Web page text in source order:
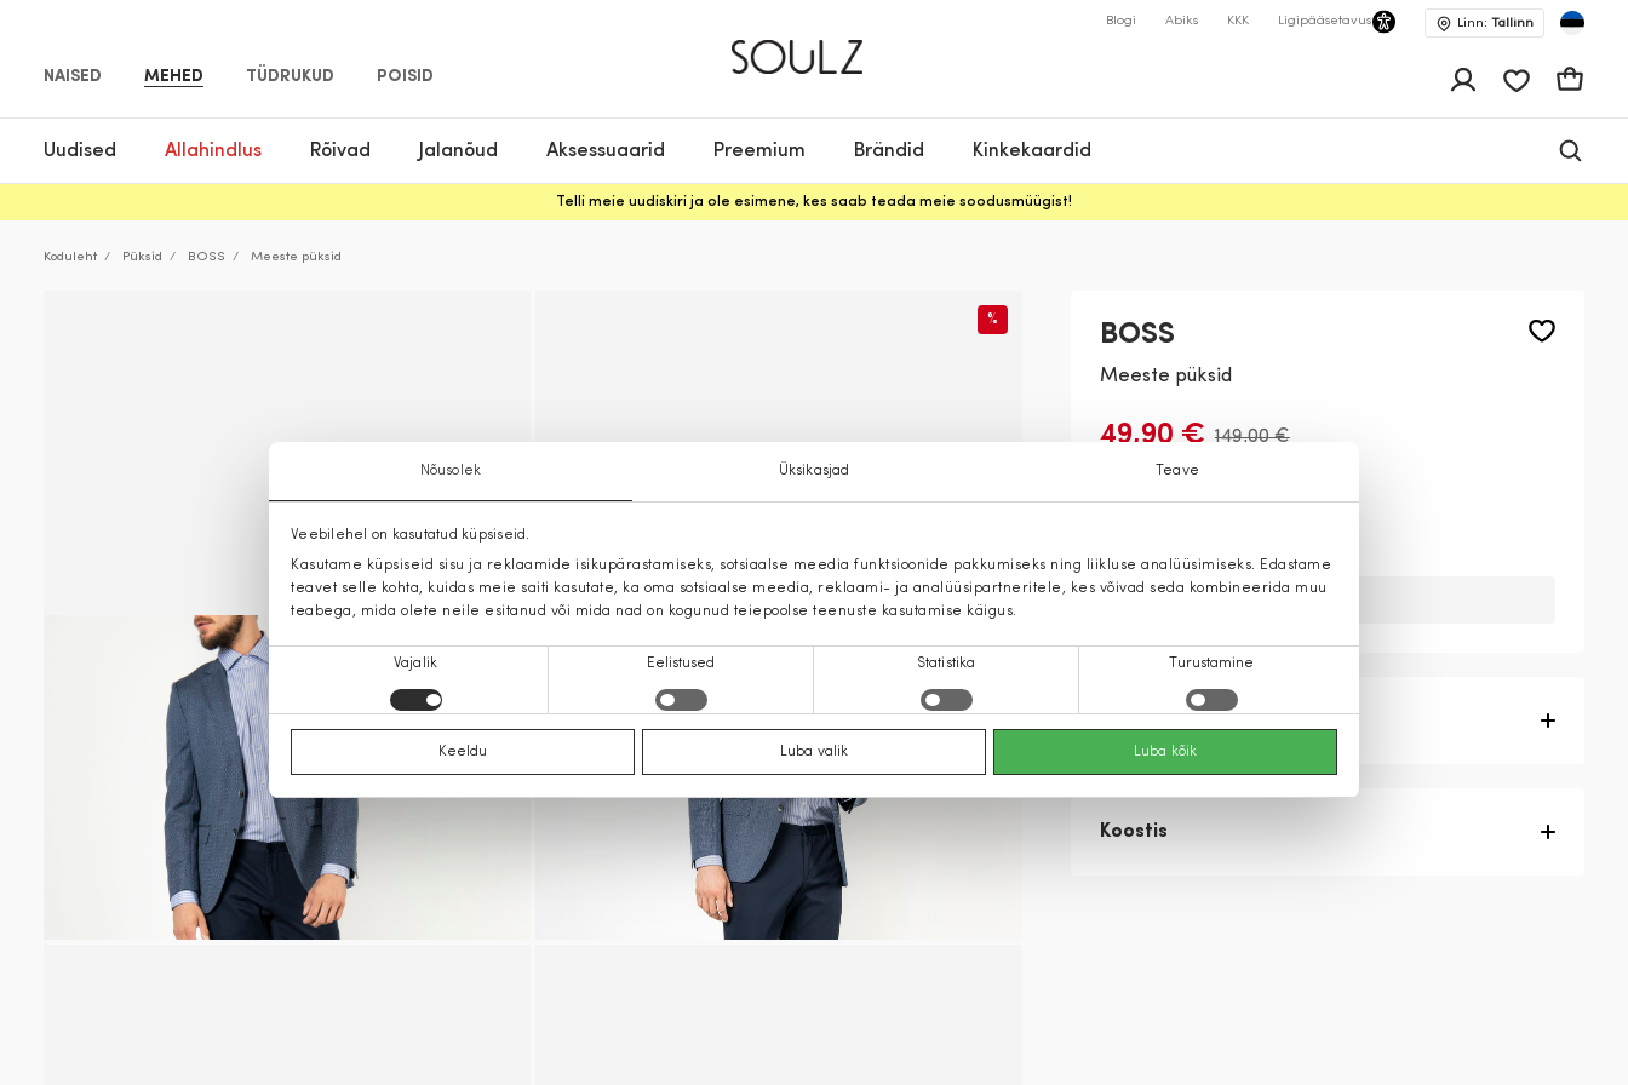
Nõusolek Üksikasjad Teave
Veebilehel on kasutatud küpsiseid.
Kasutame küpsiseid sisu ja reklaamide isikupärastamiseks, sotsiaalse meedia funktsioonide pakkumiseks ning liikluse analüüsimiseks. Edastame
teavet selle kohta, kuidas meie saiti kasutate, ka oma sotsiaalse meedia, reklaami- ja analüüsipartneritele, kes võivad seda kombineerida muu
teabega, mida olete neile esitanud või mida nad on kogunud teiepoolse teenuste kasutamise käigus.
Nõusoleku
Vajalik Eelistused Statistika Turustamine
Keeldu Luba valik Luba kõik
NAISED MEHED TÜDRUKUD POISID
Blogi Abiks KKK Ligipääsetavus Linn: Tallinn
Uudised Allahindlus Rõivad Jalanõud Aksessuaarid Preemium Brändid Kinkekaardid
Telli meie uudiskiri ja ole esimene, kes saab teada meie soodusmüügist!
Koduleht Püksid BOSS Meeste püksid
%
BOSS
Meeste püksid
49,90 € 149,00 €
Tootekirjeldus
Koostis